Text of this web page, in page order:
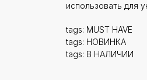
использовать для
tags: MUST HAVE
tags: НОВИНКА
tags: В НАЛИЧИИ